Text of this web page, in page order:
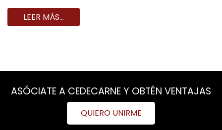
LEER MÁS…
ASÓCIATE A CEDECARNE Y OBTÉN VENTAJAS
QUIERO UNIRME